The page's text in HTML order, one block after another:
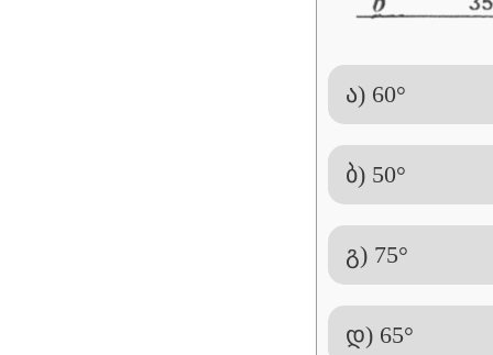
ა) 60°
ბ) 50°
გ) 75°
დ) 65°